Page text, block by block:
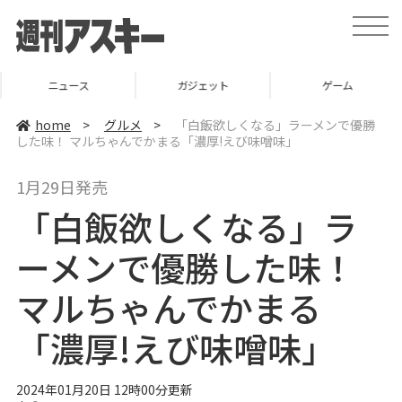
t
o
a
v
ニュース ガジェット ゲーム
home > グルメ >
「白飯欲しくなる」ラーメンで優勝
した味！ マルちゃんでかまる「濃厚!えび味噌味」
1月29日発売
「白飯欲しくなる」ラ
ーメンで優勝した味！
マルちゃんでかまる
「濃厚!えび味噌味」
2024年01月20日 12時00分更新